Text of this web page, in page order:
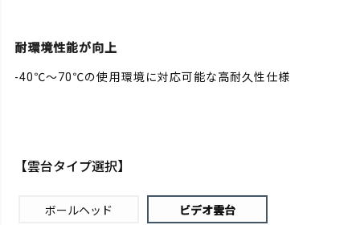
耐環境性能が向上
-40℃～70℃の使用環境に対応可能な高耐久性仕様
【雲台タイプ選択】
ボールヘッド ビデオ雲台